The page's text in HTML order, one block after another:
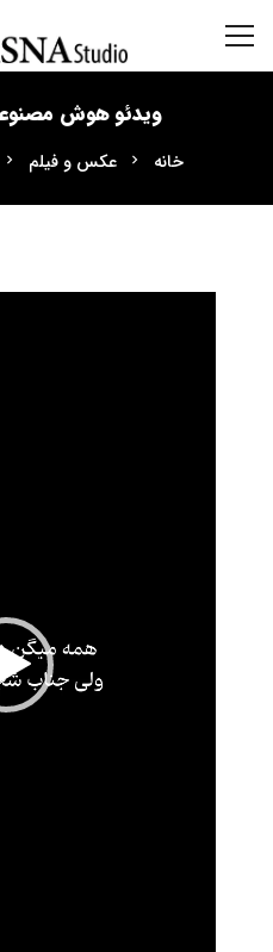
ویدئو هوش
خانه chevron_right عکس و فیلم chevron_right